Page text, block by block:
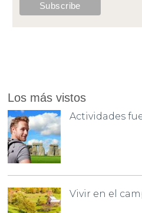
Los más vistos
Actividades
Vivir en el